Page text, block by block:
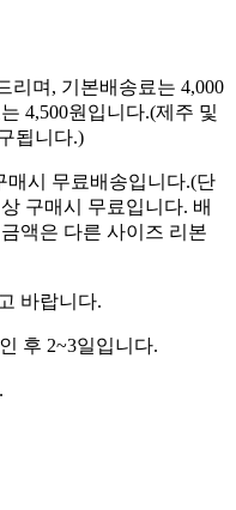
리며 , 기본배송료는 4,000
4,500원입니다.(제주 및
됩니다.)
매시 무료배송입니다.(단
구매시 무료입니다. 배
액은 다른 사이즈 리본
바랍니다.
후 2~3일입니다.